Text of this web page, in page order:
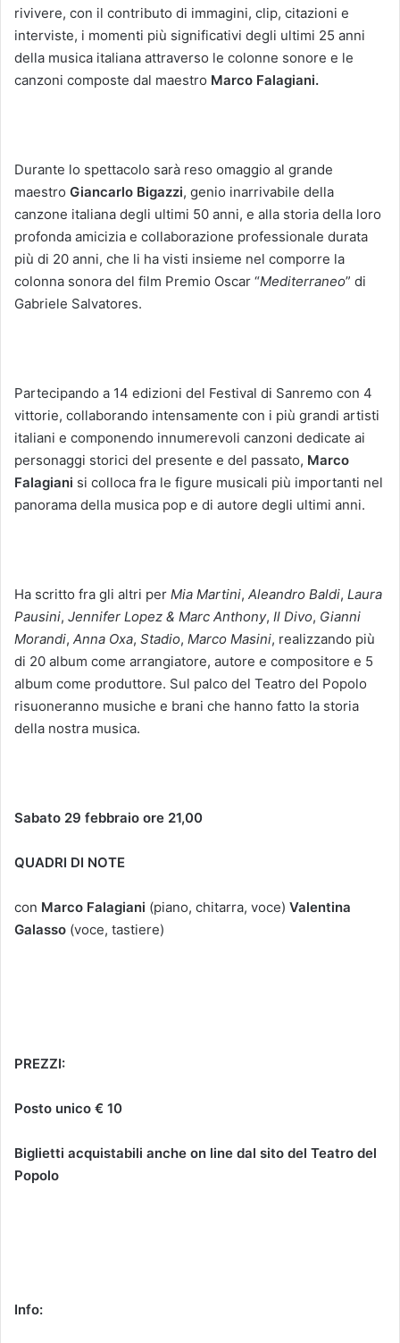
rivivere, con il contributo di immagini, clip, citazioni e
interviste, i momenti più significativi degli ultimi 25 anni
della musica italiana attraverso le colonne sonore e le
canzoni composte dal maestro Marco Falagiani.
Durante lo spettacolo sarà reso omaggio al grande
maestro Giancarlo Bigazzi, genio inarrivabile della
canzone italiana degli ultimi 50 anni, e alla storia della loro
profonda amicizia e collaborazione professionale durata
più di 20 anni, che li ha visti insieme nel comporre la
colonna sonora del film Premio Oscar “Mediterraneo” di
Gabriele Salvatores.
Partecipando a 14 edizioni del Festival di Sanremo con 4
vittorie, collaborando intensamente con i più grandi artisti
italiani e componendo innumerevoli canzoni dedicate ai
personaggi storici del presente e del passato, Marco
Falagiani si colloca fra le figure musicali più importanti nel
panorama della musica pop e di autore degli ultimi anni.
Ha scritto fra gli altri per Mia Martini, Aleandro Baldi, Laura
Pausini, Jennifer Lopez & Marc Anthony, Il Divo, Gianni
Morandi, Anna Oxa, Stadio, Marco Masini, realizzando più
di 20 album come arrangiatore, autore e compositore e 5
album come produttore. Sul palco del Teatro del Popolo
risuoneranno musiche e brani che hanno fatto la storia
della nostra musica.
Sabato 29 febbraio ore 21,00
QUADRI DI NOTE
con Marco Falagiani (piano, chitarra, voce) Valentina
Galasso (voce, tastiere)
PREZZI:
Posto unico € 10
Biglietti acquistabili anche on line dal sito del Teatro del
Popolo
Info: